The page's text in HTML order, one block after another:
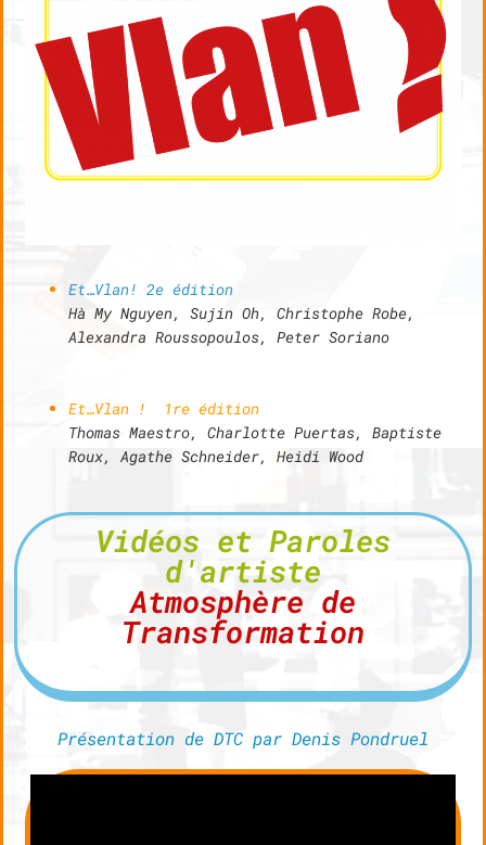
Et…Vlan! 2e édition
Hà My Nguyen, Sujin Oh, Christophe Robe,
Alexandra Roussopoulos, Peter Soriano
Et…Vlan ! 1re édition
Thomas Maestro, Charlotte Puertas, Baptiste
Roux, Agathe Schneider, Heidi Wood
Vidéos et Paroles
d'artiste
Atmosphère de
Transformation
Présentation de DTC par Denis Pondruel